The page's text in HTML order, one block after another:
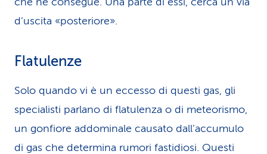
d’uscita «posteriore».
Flatulenze
Solo quando vi è un eccesso di questi gas, gli
specialisti parlano di flatulenza o di meteorismo,
un gonfiore addominale causato dall’accumulo
di gas che determina rumori fastidiosi. Questi